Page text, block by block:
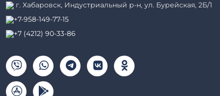
г. Хабаровск, Индустриальный р-н, ул. Бурейская, 2Б/1
+7-958-149-77-15
+7 (4212) 90-33-86